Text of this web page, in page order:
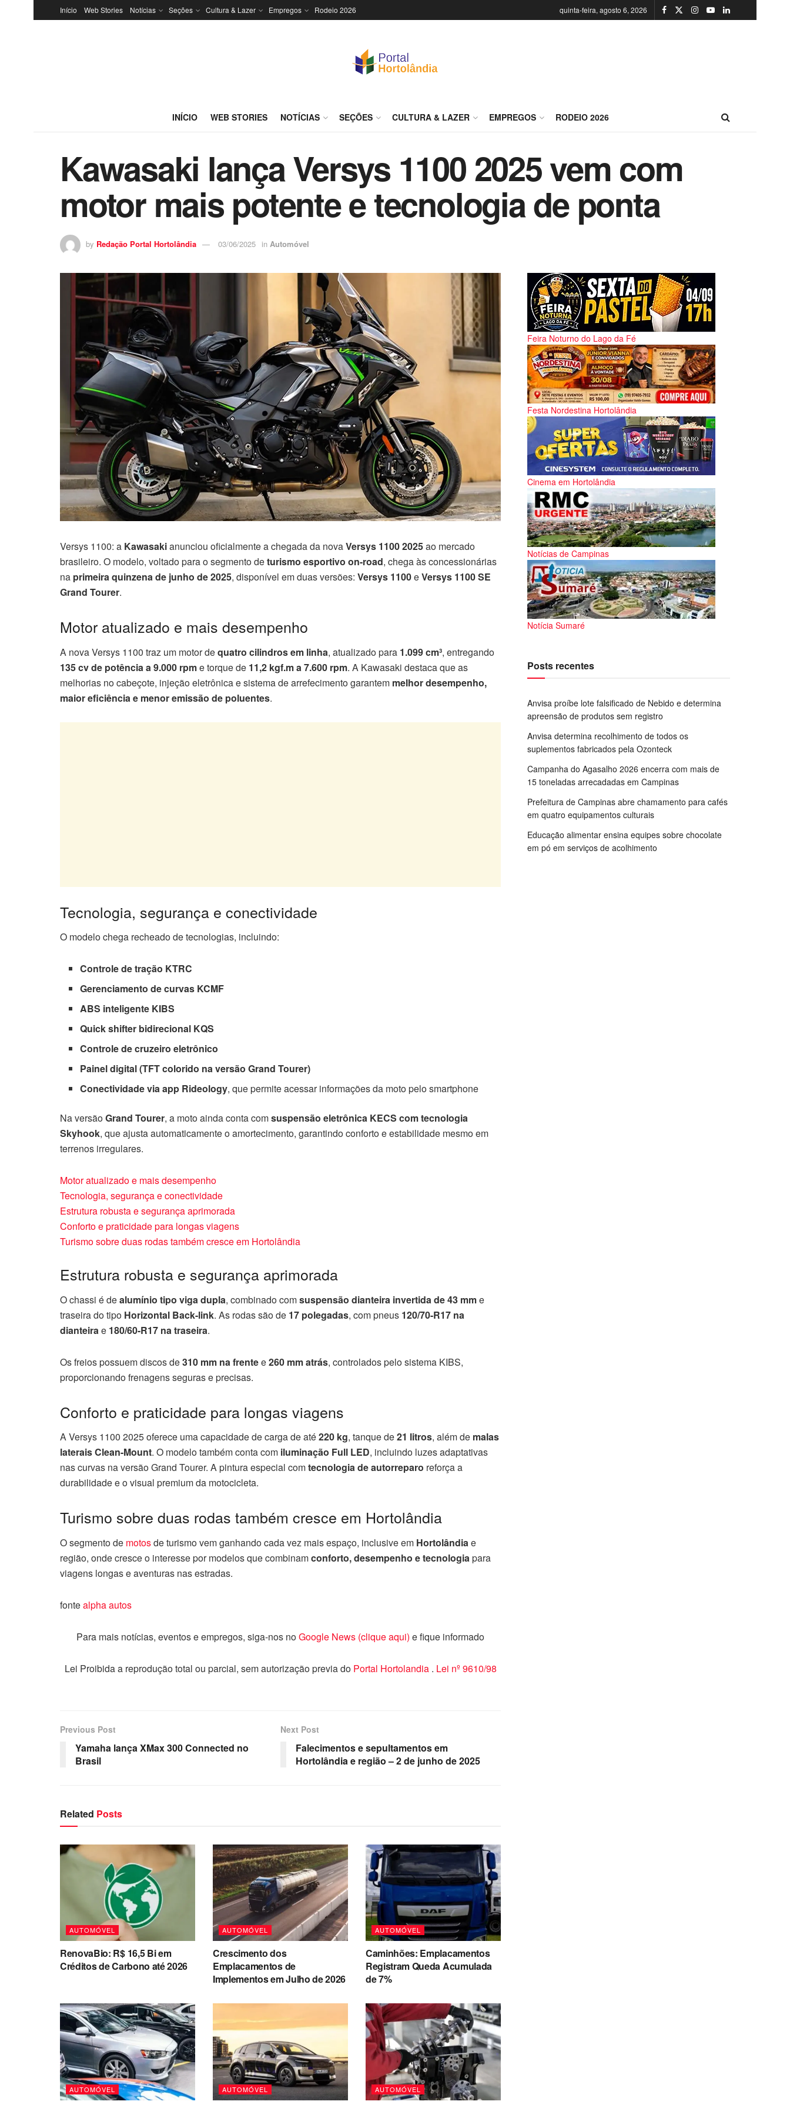
Início Web Stories Notícias Seções Cultura & Lazer Empregos Rodeio 2026 quinta-feira, agosto 6, 2026
INÍCIO WEB STORIES NOTÍCIAS SEÇÕES CULTURA & LAZER EMPREGOS RODEIO 2026
Kawasaki lança Versys 1100 2025 vem com
motor mais potente e tecnologia de ponta
by Redação Portal Hortolândia 03/06/2025 in Automóvel
Versys 1100: a Kawasakianunciou oficialmente a chegada da novaVersys 1100 2025ao mercado
brasileiro. O modelo, voltado para o segmento deturismo esportivo on-road, chega às concessionárias
na primeira quinzena de junho de 2025, disponível em duas versões: Versys 1100eVersys 1100 SE
Grand Tourer.
Motor atualizado e mais desempenho
A nova Versys 1100 traz um motor dequatro cilindros em linha, atualizado para 1.099 cm³, entregando
135 cv de potência a 9.000 rpme torque de 11,2 kgf.m a 7.600 rpm. A Kawasaki destaca que as
melhorias no cabeçote, injeção eletrônica e sistema de arrefecimento garantem melhor desempenho,
maior eficiência e menor emissão de poluentes.
Tecnologia, segurança e conectividade
O modelo chega recheado de tecnologias, incluindo:
Controle de tração KTRC
Gerenciamento de curvas KCMF
ABS inteligente KIBS
Quick shifter bidirecional KQS
Controle de cruzeiro eletrônico
Painel digital (TFT colorido na versão Grand Tourer)
Conectividade via app Rideology, que permite acessar informações da moto pelo smartphone
Na versãoGrand Tourer, a moto ainda conta comsuspensão eletrônica KECS com tecnologia
Skyhook, que ajusta automaticamente o amortecimento, garantindo conforto e estabilidade mesmo em
terrenos irregulares.
Motor atualizado e mais desempenho
Tecnologia, segurança e conectividade
Estrutura robusta e segurança aprimorada
Conforto e praticidade para longas viagens
Turismo sobre duas rodas também cresce em Hortolândia
Estrutura robusta e segurança aprimorada
O chassi é dealumínio tipo viga dupla, combinado comsuspensão dianteira invertida de 43 mme
traseira do tipo Horizontal Back-link. As rodas são de 17 polegadas, com pneus 120/70-R17 na
dianteirae 180/60-R17 na traseira.
Os freios possuem discos de310 mm na frentee260 mm atrás, controlados pelo sistema KIBS,
proporcionando frenagens seguras e precisas.
Conforto e praticidade para longas viagens
A Versys 1100 2025 oferece uma capacidade de carga de até220 kg, tanque de21 litros, além de malas
laterais Clean-Mount. O modelo também conta com iluminação Full LED, incluindo luzes adaptativas
nas curvas na versão Grand Tourer. A pintura especial comtecnologia de autorreparo reforça a
durabilidade e o visual premium da motocicleta.
Turismo sobre duas rodas também cresce em Hortolândia
O segmento de motosde turismo vem ganhando cada vez mais espaço, inclusive em Hortolândiae
região, onde cresce o interesse por modelos que combinamconforto, desempenho e tecnologiapara
viagens longas e aventuras nas estradas.
fontealpha autos
Para mais notícias, eventos e empregos, siga-nos noGoogle News (clique aqui) e fique informado
Lei Proibida a reprodução total ou parcial, sem autorização previa do Portal Hortolandia . Lei nº 9610/98
Previous Post
Yamaha lança XMax 300 Connected no
Brasil
Next Post
Falecimentos e sepultamentos em
Hortolândia e região – 2 de junho de 2025
Related Posts
AUTOMÓVEL
RenovaBio: R$ 16,5 Bi em
Créditos de Carbono até 2026
AUTOMÓVEL
Crescimento dos
Emplacamentos de
Implementos em Julho de 2026
AUTOMÓVEL
Caminhões: Emplacamentos
Registram Queda Acumulada
de 7%
AUTOMÓVEL AUTOMÓVEL AUTOMÓVEL
Feira Noturno do Lago da Fé
Festa Nordestina Hortolândia
Cinema em Hortolândia
Notícias de Campinas
Notícia Sumaré
Posts recentes
Anvisa proíbe lote falsificado de Nebido e determina
apreensão de produtos sem registro
Anvisa determina recolhimento de todos os
suplementos fabricados pela Ozonteck
Campanha do Agasalho 2026 encerra com mais de
15 toneladas arrecadadas em Campinas
Prefeitura de Campinas abre chamamento para cafés
em quatro equipamentos culturais
Educação alimentar ensina equipes sobre chocolate
em pó em serviços de acolhimento